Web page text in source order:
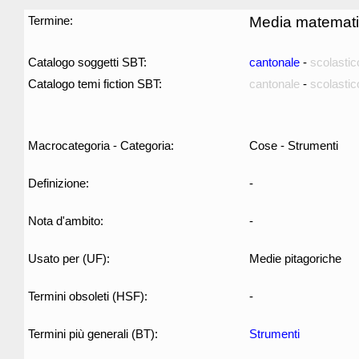
Termine: Media
Catalogo soggetti SBT: cantonale -
Catalogo temi fiction SBT:
cantonale -
Macrocategoria - Categoria: Cose - Strumenti
Definizione: -
Nota d'ambito: -
Usato per (UF): Medie pitagoriche
Termini obsoleti (HSF): -
Termini più generali (BT): Strumenti